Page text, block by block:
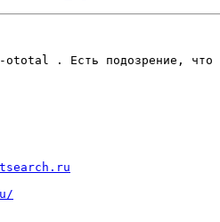
. Есть подозрение, что